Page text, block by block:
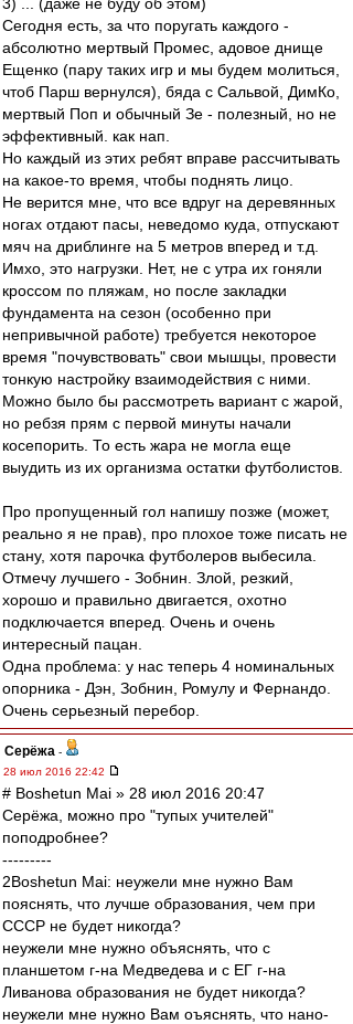
Сегодня есть, за что поругать каждого -
абсолютно мертвый Промес, адовое днище
Ещенко (пару таких игр и мы будем молиться,
чтоб Парш вернулся), бяда с Сальвой, ДимКо,
мертвый Поп и обычный Зе - полезный, но не
эффективный. как нап.
Но каждый из этих ребят вправе рассчитывать
на какое-то время, чтобы поднять лицо.
Не верится мне, что все вдруг на деревянных
ногах отдают пасы, неведомо куда, отпускают
мяч на дриблинге на 5 метров вперед и т.д.
Имхо, это нагрузки. Нет, не с утра их гоняли
кроссом по пляжам, но после закладки
фундамента на сезон (особенно при
непривычной работе) требуется некоторое
время "почувствовать" свои мышцы, провести
тонкую настройку взаимодействия с ними.
Можно было бы рассмотреть вариант с жарой,
но ребзя прям с первой минуты начали
косепорить. То есть жара не могла еще
выудить из их организма остатки футболистов.
Про пропущенный гол напишу позже (может,
реально я не прав), про плохое тоже писать не
стану, хотя парочка футболеров выбесила.
Отмечу лучшего - Зобнин. Злой, резкий,
хорошо и правильно двигается, охотно
подключается вперед. Очень и очень
интересный пацан.
Одна проблема: у нас теперь 4 номинальных
опорника - Дэн, Зобнин, Ромулу и Фернандо.
Очень серьезный перебор.
Серёжа -
28 июл 2016 22:42
# Boshetun Mai » 28 июл 2016 20:47
Серёжа, можно про "тупых учителей"
поподробнее?
---------
2Boshetun Mai: неужели мне нужно Вам
пояснять, что лучше образования, чем при
СССР не будет никогда?
неужели мне нужно объяснять, что с
планшетом г-на Медведева и с ЕГ г-на
Ливанова образования не будет никогда?
неужели мне нужно Вам оъяснять, что нано-